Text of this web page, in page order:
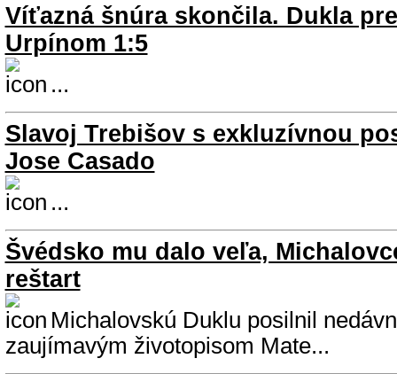
Víťazná šnúra skončila. Dukla
Urpínom 1:5
...
Slavoj Trebišov s exkluzívnou
Jose Casado
...
Švédsko mu dalo veľa,
reštart
Michalovskú Duklu posilnil
zaujímavým životopisom Mate...